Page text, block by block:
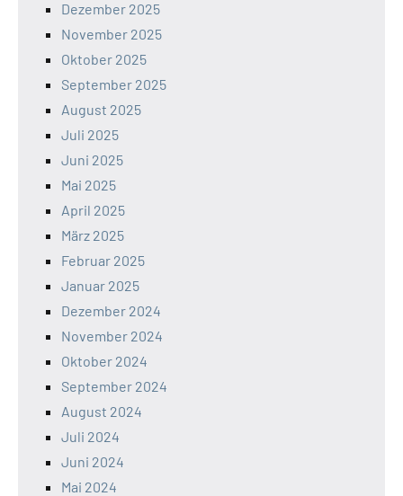
Dezember 2025
November 2025
Oktober 2025
September 2025
August 2025
Juli 2025
Juni 2025
Mai 2025
April 2025
März 2025
Februar 2025
Januar 2025
Dezember 2024
November 2024
Oktober 2024
September 2024
August 2024
Juli 2024
Juni 2024
Mai 2024